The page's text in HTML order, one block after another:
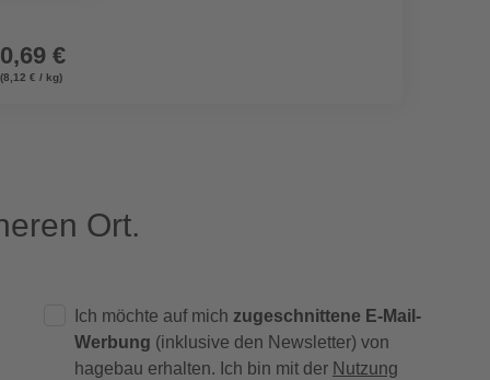
0,69 €
(8,12 € / kg)
Ort.
Ich möchte auf mich zugeschnittene E-Mail-
Werbung (inklusive den Newsletter) von
hagebau erhalten. Ich bin mit der Nutzung